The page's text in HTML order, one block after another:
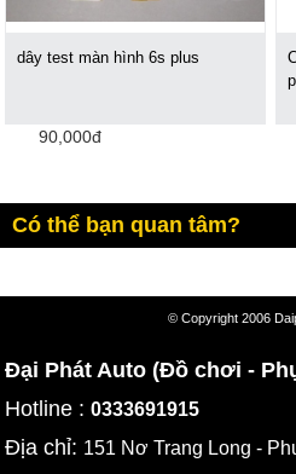
dây test màn hình 6s plus
90,000đ
Có thể bạn quan tâm?
© Copyright 2006
Đại Phát Auto (Đồ chơi -
Hotline :0333691915
Địa chỉ: 151 Nơ Trang Long -